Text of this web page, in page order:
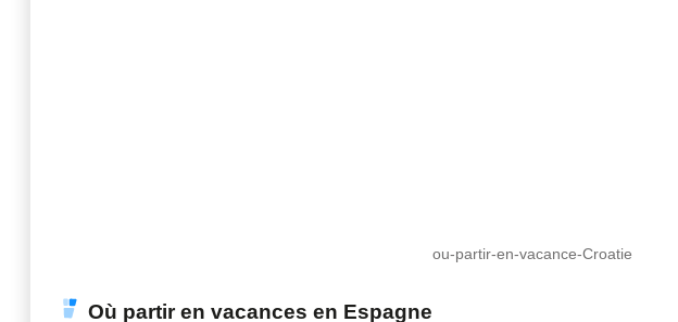
ou-partir-en-vacance-Croatie
Où partir en vacances en Espagne